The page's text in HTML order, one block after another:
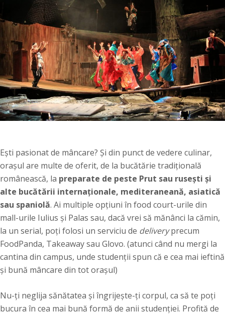
Ești pasionat de mâncare? Și din punct de vedere culinar,
orașul are multe de oferit, de la bucătărie tradițională
românească, la preparate de peste Prut sau rusești și
alte bucătării internaționale, mediteraneană, asiatică
sau spaniolă. Ai multiple opțiuni în food court-urile din
mall-urile Iulius și Palas sau, dacă vrei să mănânci la cămin,
la un serial, poți folosi un serviciu de deliveryprecum
FoodPanda, Takeaway sau Glovo. (atunci când nu mergi la
cantina din campus, unde studenții spun că e cea mai ieftină
și bună mâncare din tot orașul)
Nu-ți neglija sănătatea și îngrijește-ți corpul, ca să te poți
bucura în cea mai bună formă de anii studenției. Profită de